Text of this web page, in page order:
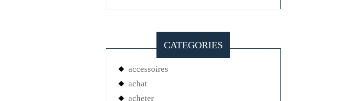
CATEGORIES
accessoires
achat
acheter